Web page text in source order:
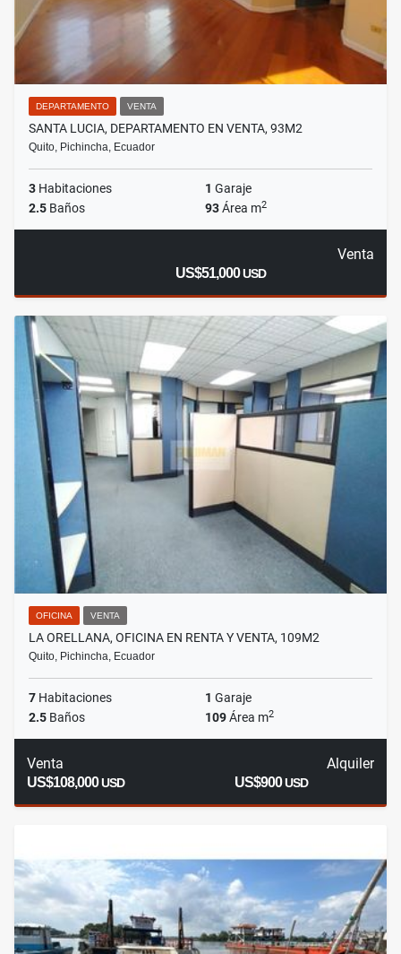
DEPARTAMENTO VENTA
SANTA LUCIA, DEPARTAMENTO EN VENTA, 93M2
Quito, Pichincha, Ecuador
3 Habitaciones 1 Garaje
2.5 Baños 93Área m2
Venta
US$51,000USD
OFICINA VENTA
LA ORELLANA, OFICINA EN RENTA Y VENTA, 109M2
Quito, Pichincha, Ecuador
7 Habitaciones 1 Garaje
2.5 Baños 109Área m2
Venta
US$108,000USD
Alquiler
US$900USD